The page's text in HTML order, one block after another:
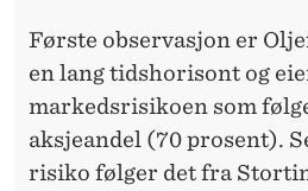
Første observasjon er
en lang tidshorisont og
markedsrisikoen som
aksjeandel (70 prosent).
risiko følger det fra